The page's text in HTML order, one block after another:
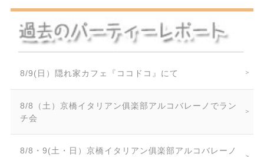
8/9(日）隠れ家カフェ『ココドコ』にて
8/8（土）京橋イタリアン俱楽部アルコバレーノでラン
チ会
8/8・9(土・日）京橋イタリアン俱楽部アルコバレーノ